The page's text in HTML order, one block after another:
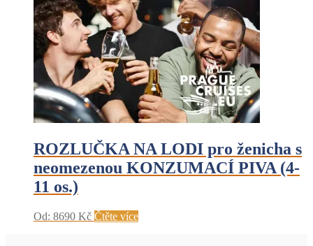
ROZLUČKA NA LODI pro ženicha s
neomezenou KONZUMACÍ PIVA (4-
11 os.)
Od: 8690 Kč Čtěte více